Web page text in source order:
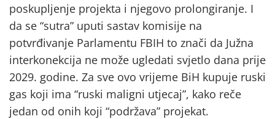
poskupljenje projekta i njegovo prolongiranje. I
da se “sutra” uputi sastav komisije na
potvrđivanje Parlamentu FBIH to znači da Južna
interkonekcija ne može ugledati svjetlo dana prije
2029. godine. Za sve ovo vrijeme BiH kupuje ruski
gas koji ima “ruski maligni utjecaj”, kako reče
jedan od onih koji “podržava” projekat.